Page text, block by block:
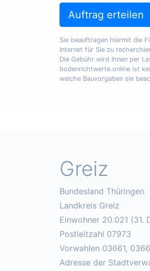
Auftrag erteilen
Sie beauftragen hiermit die
Internet für Sie zu
Die Gebühr wird Ihnen per
bodenrichtwerte.online ist
welche Bauvorgaben sie
Greiz
Bundesland Thüringen
Landkreis Greiz
Einwohner 20.021 (31.
Postleitzahl 07973
Vorwahlen 03661,
Adresse der